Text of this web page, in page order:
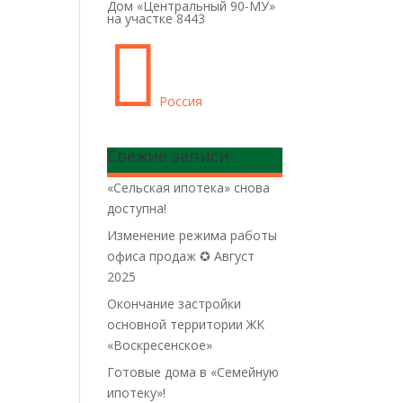
Дом «Центральный 90-МУ»
на участке 8443
 Россия
Свежие записи
«Сельская ипотека» снова
доступна!
Изменение режима работы
офиса продаж ✪ Август
2025
Окончание застройки
основной территории ЖК
«Воскресенское»
Готовые дома в «Семейную
ипотеку»!